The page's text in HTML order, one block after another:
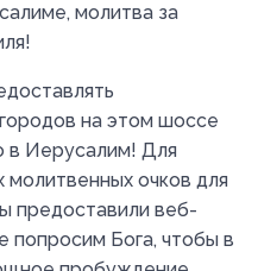
молитва за
на этом шоссе
в Иерусалим! Для
молитвенных очков для
предоставили веб-
попросим Бога, чтобы в